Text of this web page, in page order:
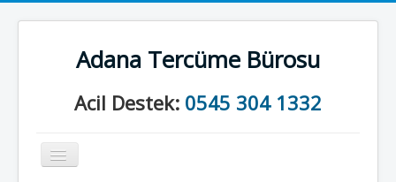
Adana Tercüme Bürosu
Acil Destek: 0545 304 1332
Gezinme
geçişini